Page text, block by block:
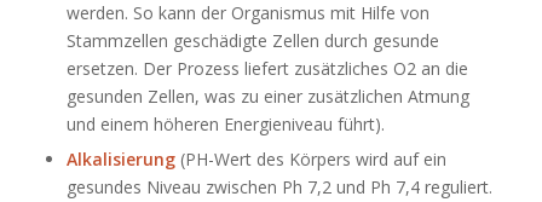
werden. So kann der Organismus mit Hilfe von
Stammzellen geschädigte Zellen durch gesunde
ersetzen. Der Prozess liefert zusätzliches O2 an die
gesunden Zellen, was zu einer zusätzlichen Atmung
und einem höheren Energieniveau führt).
Alkalisierung(PH-Wert des Körpers wird auf ein
gesundes Niveau zwischen Ph 7,2 und Ph 7,4 reguliert.